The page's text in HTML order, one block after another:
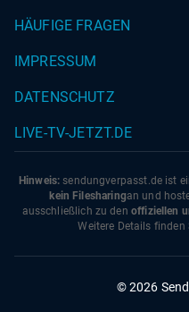
HÄUFIGE FRAGEN
IMPRESSUM
DATENSCHUTZ
LIVE-TV-JETZT.DE
Hinweis: sendungverpasst.de ist
kein Filesharingan und
ausschließlich zu den offiziellen
Weitere Details finden
© 2026